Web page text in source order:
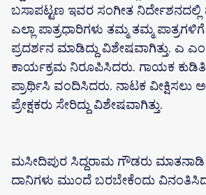
ಬಸಾಪಟ್ಟಣ ಇವರ ಸಂಗೀತ
ಎಲ್ಲಾ ಪಾತ್ರಧಾರಿಗಳು ತಮ್ಮ ತಮ್ಮ
ಪ್ರದರ್ಶನ ಮಾಡಿದ್ದು ವಿಶೇಷವಾಗಿತ್ತು. ಎ
ಕಾರ್ಯಕ್ರಮ ನಿರೂಪಿಸಿದರು. ಗಾಯಕ
ಪ್ರಾರ್ಥಿಸಿ ವಂದಿಸಿದರು. ನಾಟಕ ವೀಕ್ಷಿಸಲು
ಪ್ರೇಕ್ಷಕರು ಸೇರಿದ್ದು ವಿಶೇಷವಾಗಿತ್ತು.
ಮಸೀದಿಪುರ ಸಿದ್ದರಾಮ ಗೌಡರು
ದಾನಿಗಳು ಮುಂದೆ ಬರಬೇಕೆಂದು